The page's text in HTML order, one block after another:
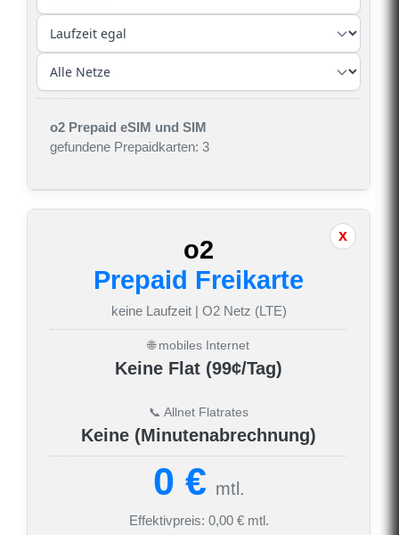
o2 Prepaid eSIM und SIM
gefundene Prepaidkarten: 3
o2
Prepaid Freikarte
keine Laufzeit | O2 Netz (LTE)
🌐 mobiles Internet
Keine Flat (99¢/Tag)
📞 Allnet Flatrates
Keine (Minutenabrechnung)
0 € mtl.
Effektivpreis: 0,00 € mtl.